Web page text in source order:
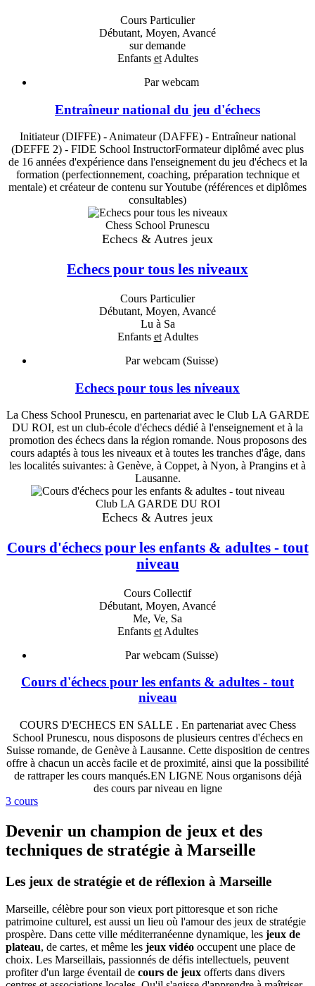
Cours Particulier
Débutant, Moyen, Avancé
sur demande
Enfants etAdultes
Par webcam
Entraîneur national du jeu d'échecs
Initiateur (DIFFE) - Animateur (DAFFE) - Entraîneur national
(DEFFE 2) - FIDE School InstructorFormateur diplômé avec plus
de 16 années d'expérience dans l'enseignement du jeu d'échecs et la
formation (perfectionnement, coaching, préparation technique et
mentale) et créateur de contenu sur Youtube (références et diplômes
consultables)
Chess School Prunescu
Echecs & Autres jeux
Echecs pour tous les niveaux
Cours Particulier
Débutant, Moyen, Avancé
Lu à Sa
Enfants etAdultes
Par webcam (Suisse)
Echecs pour tous les niveaux
La Chess School Prunescu, en partenariat avec le Club LA GARDE
DU ROI, est un club-école d'échecs dédié à l'enseignement et à la
promotion des échecs dans la région romande. Nous proposons des
cours adaptés à tous les niveaux et à toutes les tranches d'âge, dans
les localités suivantes: à Genève, à Coppet, à Nyon, à Prangins et à
Lausanne.
Club LA GARDE DU ROI
Echecs & Autres jeux
Cours d'échecs pour les enfants & adultes - tout
niveau
Cours Collectif
Débutant, Moyen, Avancé
Me, Ve, Sa
Enfants etAdultes
Par webcam (Suisse)
Cours d'échecs pour les enfants & adultes - tout
niveau
COURS D'ECHECS EN SALLE . En partenariat avec Chess
School Prunescu, nous disposons de plusieurs centres d'échecs en
Suisse romande, de Genève à Lausanne. Cette disposition de centres
offre à chacun un accès facile et de proximité, ainsi que la possibilité
de rattraper les cours manqués.EN LIGNE Nous organisons déjà
des cours par niveau en ligne
3 cours
Devenir un champion de jeux et des
techniques de stratégie à Marseille
Les jeux de stratégie et de réflexion à Marseille
Marseille, célèbre pour son vieux port pittoresque et son riche
patrimoine culturel, est aussi un lieu où l'amour des jeux de stratégie
prospère. Dans cette ville méditerranéenne dynamique, les jeux de
plateau, de cartes, et même les jeux vidéo occupent une place de
choix. Les Marseillais, passionnés de défis intellectuels, peuvent
profiter d'un large éventail de cours de jeux offerts dans divers